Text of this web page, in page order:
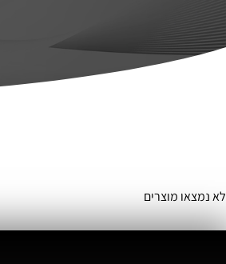
לא נמצאו מוצרים